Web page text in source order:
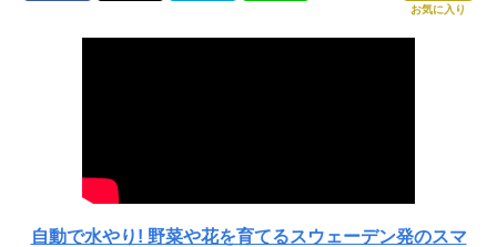
お気に入り
自動で水やり! 野菜や花を育てるスウェーデン発のスマ